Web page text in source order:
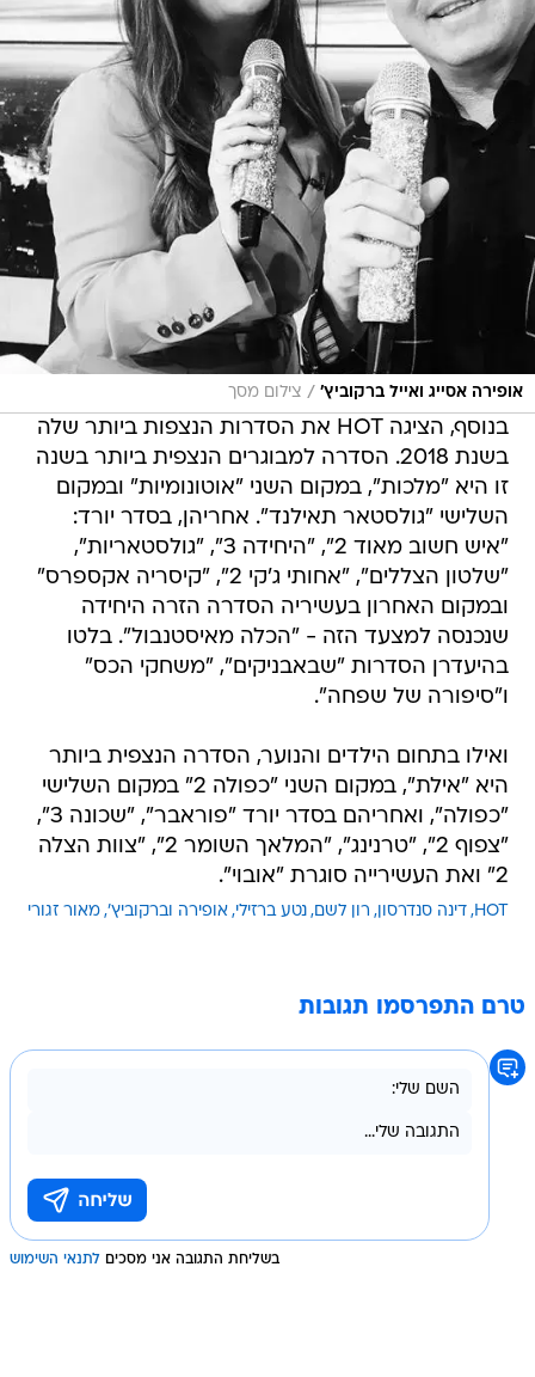
אופירה אסייג ואייל ברקוביץ' / צילום מסך
בנוסף, הציגה HOT את הסדרות הנצפות ביותר שלה
בשנת 2018. הסדרה למבוגרים הנצפית ביותר בשנה
זו היא "מלכות", במקום השני "אוטונומיות" ובמקום
השלישי "גולסטאר תאילנד". אחריהן, בסדר יורד:
"איש חשוב מאוד 2", "היחידה 3", "גולסטאריות",
"שלטון הצללים", "אחותי ג'קי 2", "קיסריה אקספרס"
ובמקום האחרון בעשיריה הסדרה הזרה היחידה
שנכנסה למצעד הזה - "הכלה מאיסטנבול". בלטו
בהיעדרן הסדרות "שבאבניקים", "משחקי הכס"
ו"סיפורה של שפחה".
ואילו בתחום הילדים והנוער, הסדרה הנצפית ביותר
היא "אילת", במקום השני "כפולה 2" במקום השלישי
"כפולה", ואחריהם בסדר יורד "פוראבר", "שכונה 3",
"צפוף 2", "טרנינג", "המלאך השומר 2", "צוות הצלה
2" ואת העשירייה סוגרת "אובוי".
HOT דינה סנדרסון רון לשם נטע ברזילי אופירה וברקוביץ' מאור זגורי
טרם התפרסמו תגובות
בשליחת התגובה אני מסכים לתנאי השימוש